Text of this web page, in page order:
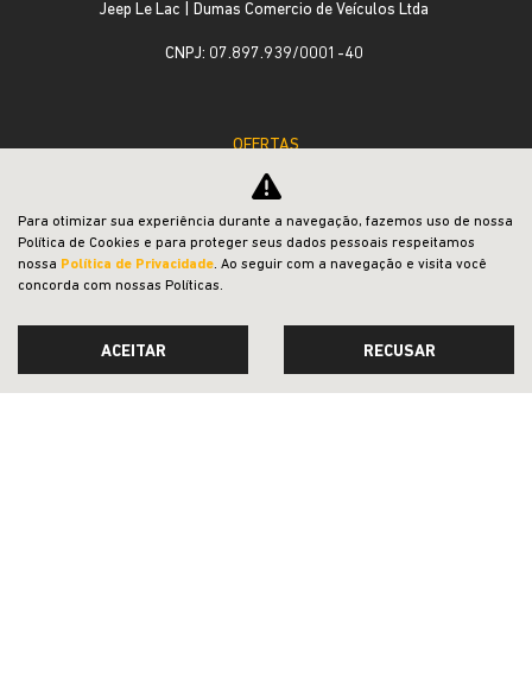
Jeep Le Lac | Dumas Comercio de Veículos Ltda
CNPJ: 07.897.939/0001-40
OFERTAS
NOVOS
VENDAS DIRETAS
JEEP ACESSÍVEL
SOLUÇÕES FINANCEIRAS
Para otimizar sua experiência durante a navegação, fazemos uso de nossa
Política de Cookies e para proteger seus dados pessoais respeitamos
nossa Política de Privacidade. Ao seguir com a navegação e visita você
concorda com nossas Políticas.
ACEITAR RECUSAR